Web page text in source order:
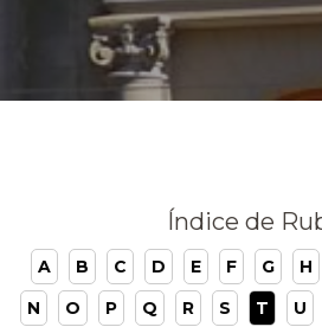
Índice de
A B C D E F G H
N
O P Q R S T U